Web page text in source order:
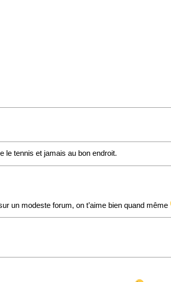
le tennis et jamais au bon endroit.
un modeste forum, on t’aime bien quand même